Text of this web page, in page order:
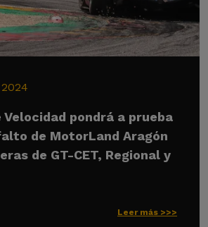
Velocidad pondrá a prueba
de MotorLand Aragón
de GT-CET, Regional y
Leer más >>>